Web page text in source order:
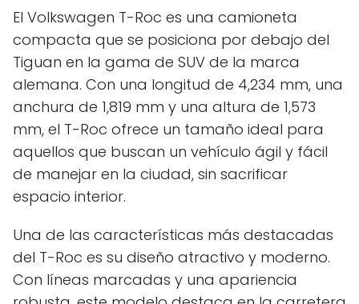
El Volkswagen T-Roc es una camioneta
compacta que se posiciona por debajo del
Tiguan en la gama de SUV de la marca
alemana. Con una longitud de 4,234 mm, una
anchura de 1,819 mm y una altura de 1,573
mm, el T-Roc ofrece un tamaño ideal para
aquellos que buscan un vehículo ágil y fácil
de manejar en la ciudad, sin sacrificar
espacio interior.
Una de las características más destacadas
del T-Roc es su diseño atractivo y moderno.
Con líneas marcadas y una apariencia